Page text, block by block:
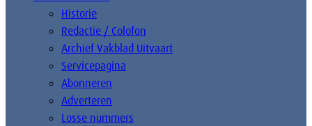
Historie
Redactie / Colofon
Archief Vakblad Uitvaart
Servicepagina
Abonneren
Adverteren
Losse nummers